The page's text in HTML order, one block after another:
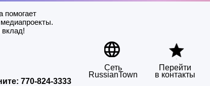
помогает
770-824-3333
Сеть
RussianTown
Перейти
в контакты